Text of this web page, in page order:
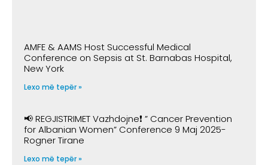
AMFE & AAMS Host Successful Medical
Conference on Sepsis at St. Barnabas Hospital,
New York
Lexo më tepër »
📢 REGJISTRIMET Vazhdojne❗️ ” Cancer Prevention
for Albanian Women” Conference 9 Maj 2025-
Rogner Tirane
Lexo më tepër »